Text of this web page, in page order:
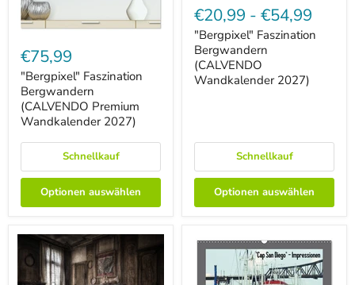
Faszination
Bergwandern
(CALVENDO
Premium
Wandkalender
2027)
€75,99
"Bergpixel" Faszination
Bergwandern
(CALVENDO Premium
Wandkalender 2027)
Schnellkauf
Optionen auswählen
Faszination
Bergwandern
(CALVENDO
Wandkalender
2027)
€20,99 - €54,99
"Bergpixel" Faszination
Bergwandern
(CALVENDO
Wandkalender 2027)
Schnellkauf
Optionen auswählen